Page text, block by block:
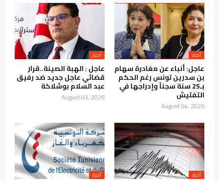
أخبار
عاجل: أنباء عن مغادرة سهام
بن سدرين تونس رغم الحكم
بـ25 سنة سجناً وإدراجها في
التفتيش
August 04, 2026
أخبار
عاجل : الهبة الصينة..قرار
قضائي عاجل جديد ضد رفيق
عبد السلام بوشلاكة
August 03, 2026
أخبار أخبار